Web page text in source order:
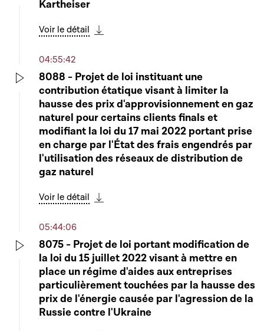
Kartheiser
Voir le détail
04:55:42
8088 - Projet de loi instituant une
contribution étatique visant à limiter la
hausse des prix d'approvisionnement en gaz
naturel pour certains clients finals et
modifiant la loi du 17 mai 2022 portant prise
en charge par l'État des frais engendrés par
l'utilisation des réseaux de distribution de
gaz naturel
Voir le détail
05:44:06
8075 - Projet de loi portant modification de
la loi du 15 juillet 2022 visant à mettre en
place un régime d'aides aux entreprises
particulièrement touchées par la hausse des
prix de l'énergie causée par l'agression de la
Russie contre l'Ukraine